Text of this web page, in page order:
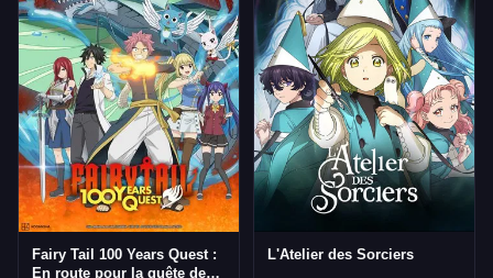
Fairy Tail 100 Years Quest :
En route pour la quête de
L'Atelier des Sorciers